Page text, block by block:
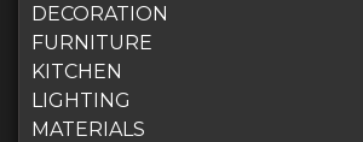
DECORATION
FURNITURE
KITCHEN
LIGHTING
MATERIALS